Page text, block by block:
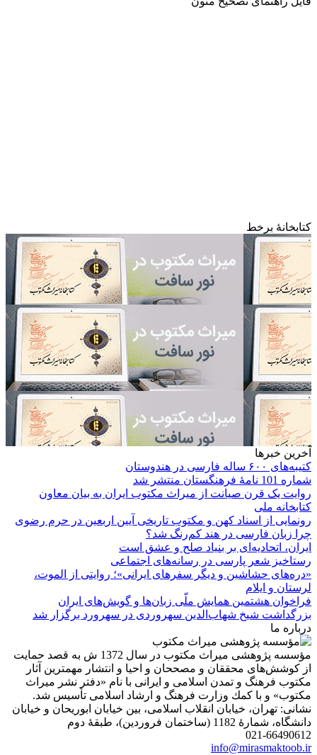
کتابخانۀ برخط
آخرین خبرها
کتیبه‌های ۶۰۰ ساله فارسی در هندوستان
شماره 101 نامۀ فرهنگستان منتشر شد
روایت یک قرن صیانت از میراث مکتوب ایران به بیان معاون
کتابخانه ملی
رونمایی از اسناد کهن و مکتوب تاریخی آیین اربعین در حرم رضوی
چرا زبان فارسی در هند کم‌رنگ شد؟
ایران، اتحادیه‌ای بر بنیاد صلح و عشق است
رستاخیز شعر پارسی در رسانه‌های اجتماعی
«دره‌های حشاشین و دیگر سفرهای ایرانی»؛ روایتی از الموت،
لرستان و ایلام
فراخوان هشتمین همایش ملّی زبان‌ها و گویش‌های ایران
بزرگداشت شیخ شهاب‌الدین سهروردی در سهرورد برگزار شد
درباره ما
مؤسسه پژوهشی میراث مكتوب در سال 1372 ش به قصد حمایت
از كوشش‌های محققان و مصححان و احیا و انتشار مهمترین آثار
مكتوب فرهنگ و تمدن اسلامی و ایرانی با نام «دفتر نشر میراث
مكتوب» و با كمك وزارت فرهنگ و ارشاد اسلامی تأسیس شد.
نشانی: تهران، خیابان انقلاب اسلامی، بین خیابان ابوریحان و خیابان
دانشگاه، شمارۀ 1182 (ساختمان فروردین)، طبقۀ دوم
021-66490612
info@mirasmaktoob.ir